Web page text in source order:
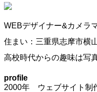
WEBデザイナー&カメラ
住まい：三重県志摩市横
高校時代からの趣味は写
profile
2000年 ウェブサイト制